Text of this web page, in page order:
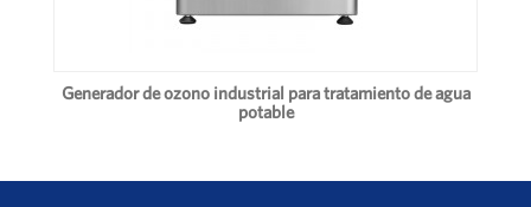
Generador de ozono industrial para tratamiento de agua
potable